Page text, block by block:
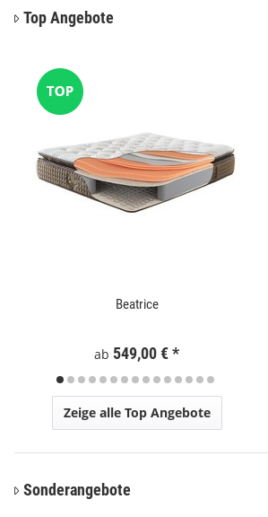
Top Angebote
Beatrice
ab 549,00 €*
Zeige alle Top Angebote
Sonderangebote